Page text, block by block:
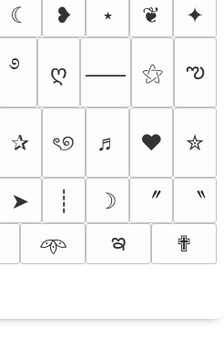
☾ ❥ ⋆ ❦ ✦
࿔ ღ ⸺ ⚝ ఌ
✰ ৎ୭ ♬ ❤ ✮
➤ ┊ ☽ 〞
〝
𖥸 ఇ ✟